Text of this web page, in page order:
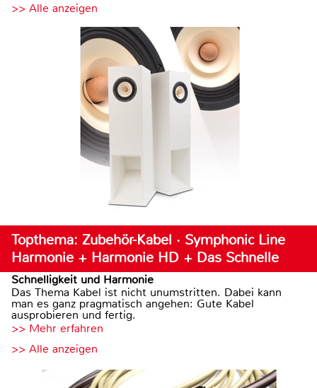
>> Alle anzeigen
Topthema: Zubehör-Kabel · Symphonic Line
Harmonie + Harmonie HD + Das Schnelle
Schnelligkeit und Harmonie
Das Thema Kabel ist nicht unumstritten. Dabei kann
man es ganz pragmatisch angehen: Gute Kabel
ausprobieren und fertig.
>> Mehr erfahren
>> Alle anzeigen